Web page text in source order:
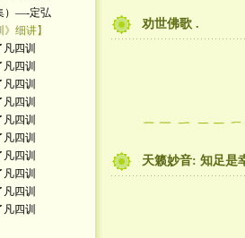
）—-定弘
细讲】
四训
四训
四训
四训
四训
四训
四训
四训
四训
四训
劝世佛歌 .
天籁妙音: 知足是